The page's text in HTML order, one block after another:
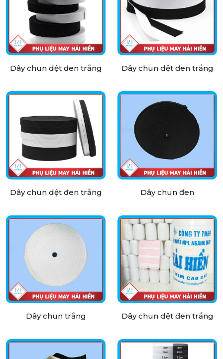
Dây chun dệt đen trắng Dây chun dệt đen trắng
Dây chun dệt đen trắng Dây chun đen
Dây chun trắng Dây chun dệt đen trắng